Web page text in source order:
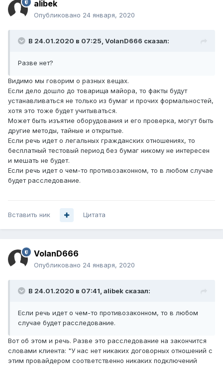
alibek
Опубликовано 24 января, 2020
В 24.01.2020 в 07:25, VolanD666 сказал:
Разве нет?
Видимо мы говорим о разных вещах.
Если дело дошло до товарища майора, то факты будут
устанавливаться не только из бумаг и прочих формальностей,
хотя это тоже будет учитываться.
Может быть изъятие оборудования и его проверка, могут быть
другие методы, тайные и открытые.
Если речь идет о легальных гражданских отношениях, то
бесплатный тестовый период без бумаг никому не интересен
и мешать не будет.
Если речь идет о чем-то противозаконном, то в любом случае
будет расследование.
Вставить ник Цитата
VolanD666
Опубликовано 24 января, 2020
В 24.01.2020 в 07:41, alibek сказал:
Если речь идет о чем-то противозаконном, то в любом
случае будет расследование.
Вот об этом и речь. Разве это расследование на закончится
словами клиента: "У нас нет никаких договорных отношений с
этим провайдером соответственно никаких подключений